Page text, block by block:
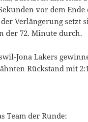
vor dem Ende
Verlängerung setzt
der 72. Minute durch.
Jona Lakers
Rückstand mit
Team der Runde: